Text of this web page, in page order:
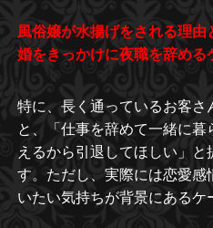
風俗嬢が水揚げをされる理
婚をきっかけに夜職を辞める
特に、長く通っているお客さ
と、「仕事を辞めて一緒に
えるから引退してほしい」と
す。ただし、実際には恋愛感
いたい気持ちが背景にあるケ